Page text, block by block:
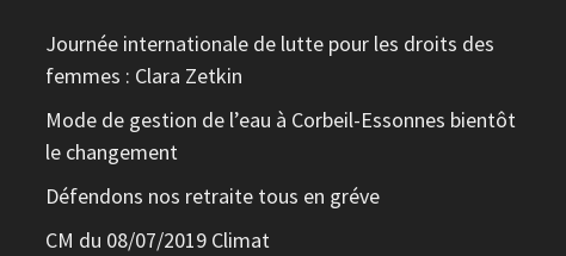
Journée internationale de lutte pour les droits des
femmes : Clara Zetkin
Mode de gestion de l’eau à Corbeil-Essonnes bientôt
le changement
Défendons nos retraite tous en gréve
CM du 08/07/2019 Climat